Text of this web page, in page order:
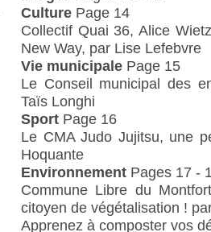
Culture Page 14
Collectif Quai 36, Alice
New Way, par Lise Lefebvre
Vie municipale Page 15
Le Conseil municipal des
Taïs Longhi
Sport Page 16
Le CMA Judo Jujitsu, une
Hoquante
Environnement Pages 17 -
Commune Libre du
citoyen de végétalisation !
Apprenez à composter vos